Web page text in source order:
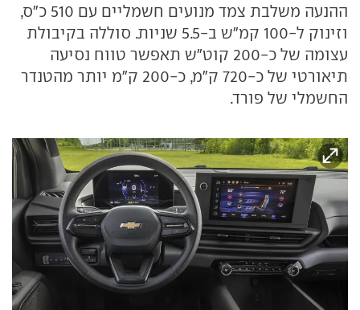
ההנעה משלבת צמד מנועים חשמליים עם 510 כ"ס,
וזינוק ל-100 קמ"ש ב-5.5 שניות. סוללה בקיבולת
עצומה של כ-200 קוט"ש תאפשר טווח נסיעה
תיאורטי של כ-720 ק"מ, כ-200 ק"מ יותר מהטנדר
החשמלי של פורד.